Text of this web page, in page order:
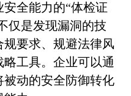
全能力的“体检证
仅是发现漏洞的技
要求、规避法律风
工具。企业可以通
被动的安全防御转化